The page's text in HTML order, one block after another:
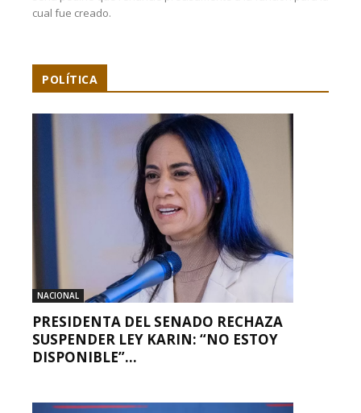
cual fue creado.
POLÍTICA
NACIONAL
PRESIDENTA DEL SENADO RECHAZA
SUSPENDER LEY KARIN: “NO ESTOY
DISPONIBLE”...